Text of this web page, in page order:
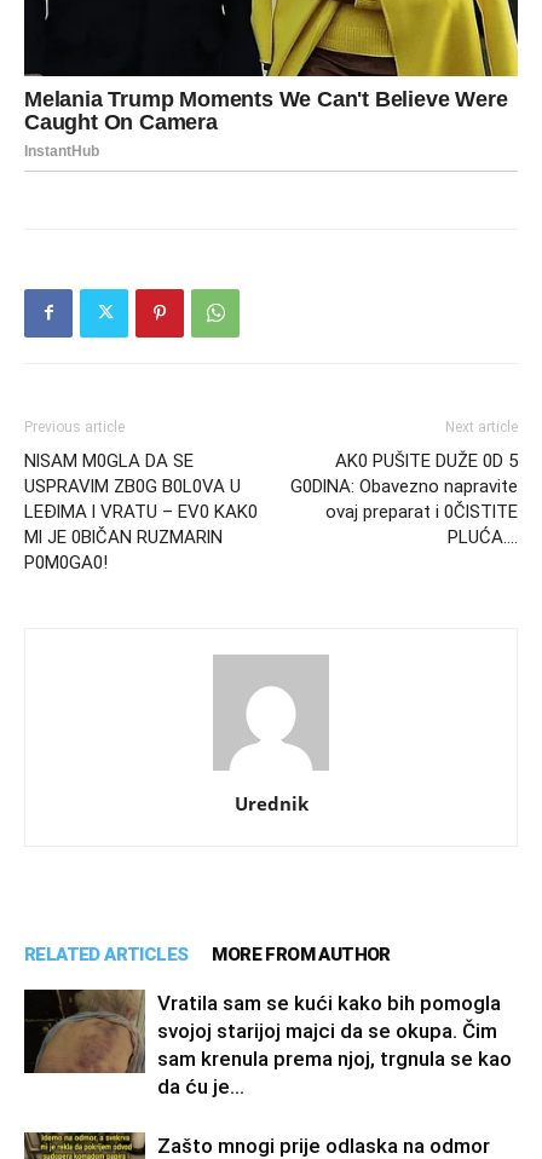
Previous article
NlSAM M0GLA DA SE
USPRAVlM ZB0G B0L0VA U
LEĐlMA l VRATU – EV0 KAK0
Ml JE 0BlČAN RUZMARlN
P0M0GA0!
Next article
AK0 PUŠlTE DUŽE 0D 5
G0DlNA: Obavezno napravite
ovaj preparat i 0ČlSTlTE
PLUĆA….
Urednik
RELATED ARTICLES MORE FROM AUTHOR
Vratila sam se kući kako bih pomogla
svojoj starijoj majci da se okupa. Čim
sam krenula prema njoj, trgnula se kao
da ću je...
Zašto mnogi prije odlaska na odmor